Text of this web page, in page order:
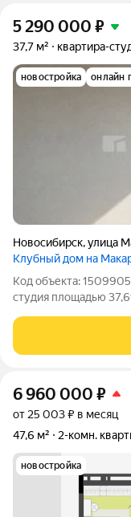
5 290 000 ₽
37,7 м² квартира-
новостройка онлайн
Новосибирск,улица
Клубный дом на
Код объекта:
студия площадью
Юбилейный.
обеспечивает
6 960 000 ₽
от 25 003 ₽ в месяц
47,6 м²
2-комн.
новостройка